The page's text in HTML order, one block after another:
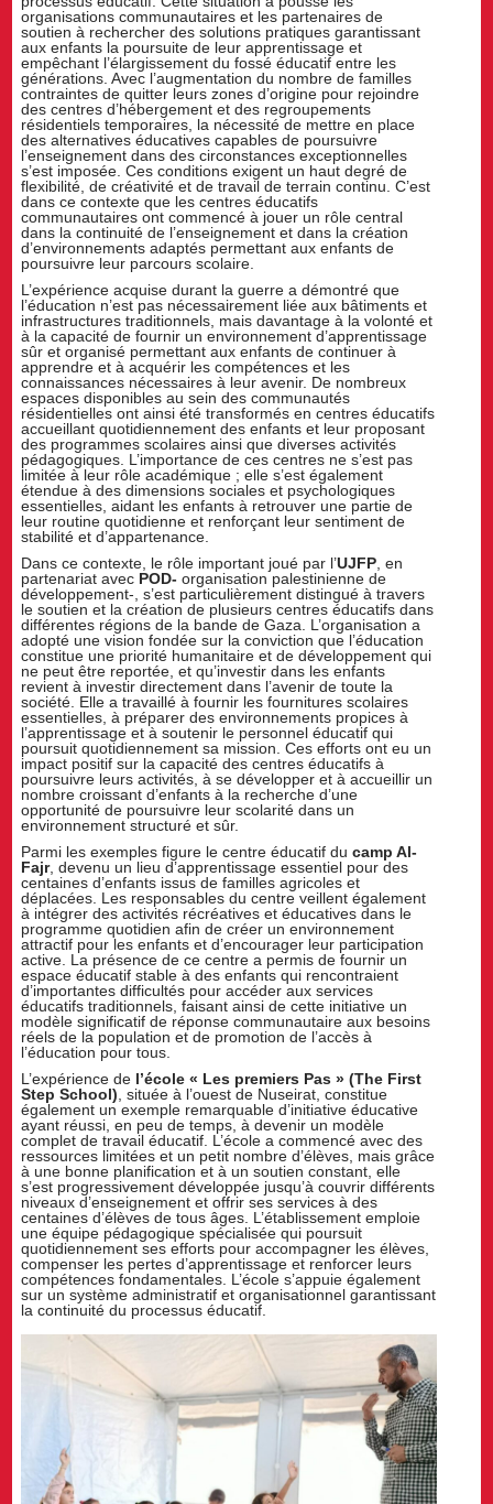
organisations communautaires et les partenaires de
soutien à rechercher des solutions pratiques garantissant
aux enfants la poursuite de leur apprentissage et
empêchant l’élargissement du fossé éducatif entre les
générations. Avec l’augmentation du nombre de familles
contraintes de quitter leurs zones d’origine pour rejoindre
des centres d’hébergement et des regroupements
résidentiels temporaires, la nécessité de mettre en place
des alternatives éducatives capables de poursuivre
l’enseignement dans des circonstances exceptionnelles
s’est imposée. Ces conditions exigent un haut degré de
flexibilité, de créativité et de travail de terrain continu. C’est
dans ce contexte que les centres éducatifs
communautaires ont commencé à jouer un rôle central
dans la continuité de l’enseignement et dans la création
d’environnements adaptés permettant aux enfants de
poursuivre leur parcours scolaire.
L’expérience acquise durant la guerre a démontré que
l’éducation n’est pas nécessairement liée aux bâtiments et
infrastructures traditionnels, mais davantage à la volonté et
à la capacité de fournir un environnement d’apprentissage
sûr et organisé permettant aux enfants de continuer à
apprendre et à acquérir les compétences et les
connaissances nécessaires à leur avenir. De nombreux
espaces disponibles au sein des communautés
résidentielles ont ainsi été transformés en centres éducatifs
accueillant quotidiennement des enfants et leur proposant
des programmes scolaires ainsi que diverses activités
pédagogiques. L’importance de ces centres ne s’est pas
limitée à leur rôle académique ; elle s’est également
étendue à des dimensions sociales et psychologiques
essentielles, aidant les enfants à retrouver une partie de
leur routine quotidienne et renforçant leur sentiment de
stabilité et d’appartenance.
Dans ce contexte, le rôle important joué par l’UJFP , en
partenariat avec POD-organisation palestinienne de
développement-, s’est particulièrement distingué à travers
le soutien et la création de plusieurs centres éducatifs dans
différentes régions de la bande de Gaza. L’organisation a
adopté une vision fondée sur la conviction que l’éducation
constitue une priorité humanitaire et de développement qui
ne peut être reportée, et qu’investir dans les enfants
revient à investir directement dans l’avenir de toute la
société. Elle a travaillé à fournir les fournitures scolaires
essentielles, à préparer des environnements propices à
l’apprentissage et à soutenir le personnel éducatif qui
poursuit quotidiennement sa mission. Ces efforts ont eu un
impact positif sur la capacité des centres éducatifs à
poursuivre leurs activités, à se développer et à accueillir un
nombre croissant d’enfants à la recherche d’une
opportunité de poursuivre leur scolarité dans un
environnement structuré et sûr.
Parmi les exemples figure le centre éducatif ducamp Al-
Fajr, devenu un lieu d’apprentissage essentiel pour des
centaines d’enfants issus de familles agricoles et
déplacées. Les responsables du centre veillent également
à intégrer des activités récréatives et éducatives dans le
programme quotidien afin de créer un environnement
attractif pour les enfants et d’encourager leur participation
active. La présence de ce centre a permis de fournir un
espace éducatif stable à des enfants qui rencontraient
d’importantes difficultés pour accéder aux services
éducatifs traditionnels, faisant ainsi de cette initiative un
modèle significatif de réponse communautaire aux besoins
réels de la population et de promotion de l’accès à
l’éducation pour tous.
L’expérience de l’école « Les premiers Pas » (The First
Step School) , située à l’ouest de Nuseirat, constitue
également un exemple remarquable d’initiative éducative
ayant réussi, en peu de temps, à devenir un modèle
complet de travail éducatif. L’école a commencé avec des
ressources limitées et un petit nombre d’élèves, mais grâce
à une bonne planification et à un soutien constant, elle
s’est progressivement développée jusqu’à couvrir différents
niveaux d’enseignement et offrir ses services à des
centaines d’élèves de tous âges. L’établissement emploie
une équipe pédagogique spécialisée qui poursuit
quotidiennement ses efforts pour accompagner les élèves,
compenser les pertes d’apprentissage et renforcer leurs
compétences fondamentales. L’école s’appuie également
sur un système administratif et organisationnel garantissant
la continuité du processus éducatif.